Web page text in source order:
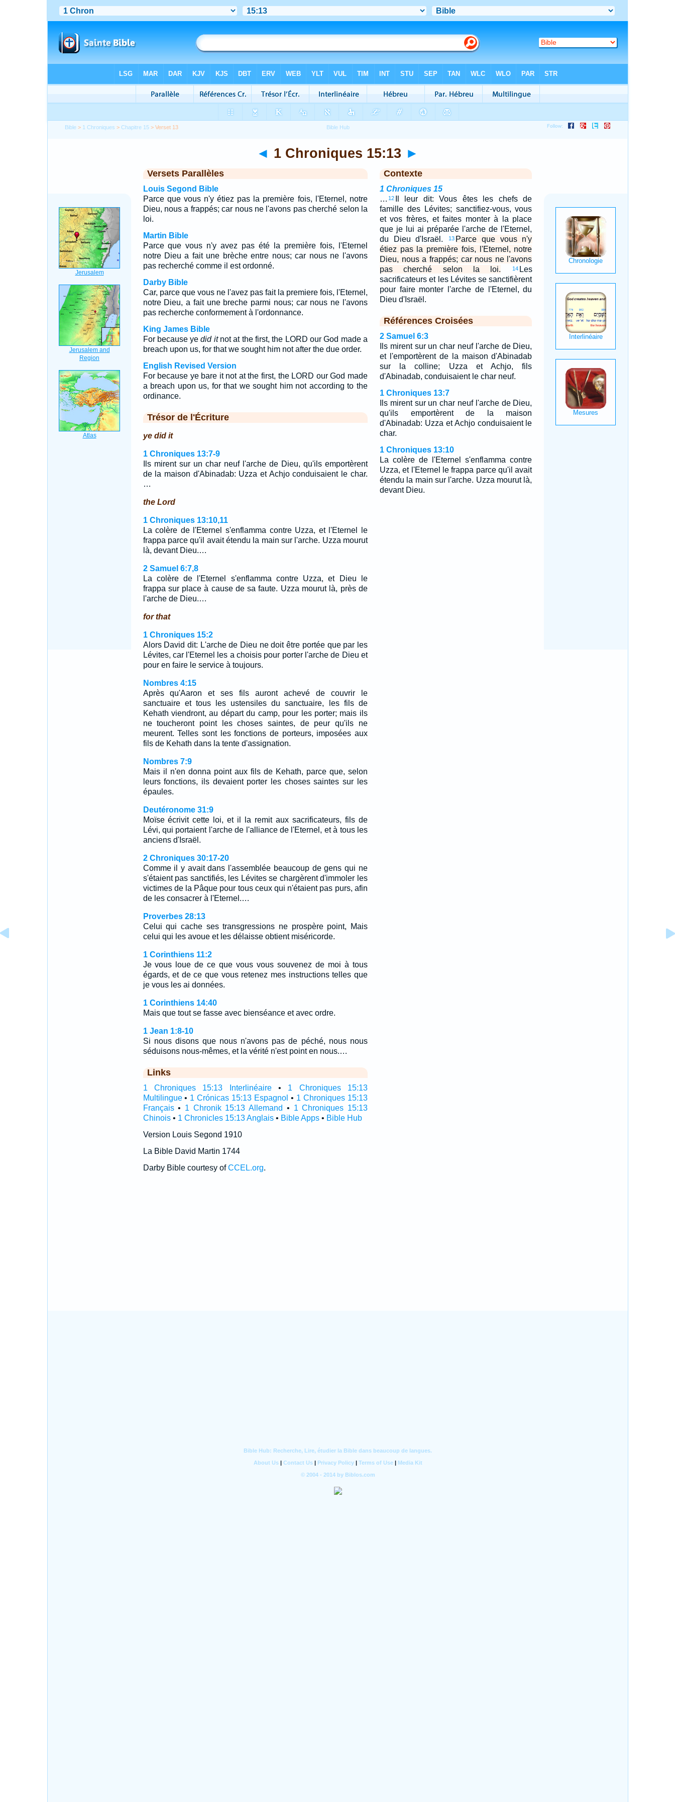
Bible > 1 Chroniques >Chapitre 15 > Verset 13
◄ 1 Chroniques 15:13 ►
Versets Parallèles
Louis Segond Bible
Parce que vous n'y étiez pas la première fois, l'Eternel, notre
Dieu, nous a frappés; car nous ne l'avons pas cherché selon la
loi.
Martin Bible
Parce que vous n'y avez pas été la première fois, l'Eternel
notre Dieu a fait une brèche entre nous; car nous ne l'avons
pas recherché comme il est ordonné.
Darby Bible
Car, parce que vous ne l'avez pas fait la premiere fois, l'Eternel,
notre Dieu, a fait une breche parmi nous; car nous ne l'avons
pas recherche conformement à l'ordonnance.
King James Bible
For because yedid itnot at the first, the LORD our God made a
breach upon us, for that we sought him not after the due order.
English Revised Version
For because ye bare it not at the first, the LORD our God made
a breach upon us, for that we sought him not according to the
ordinance.
Trésor de l'Écriture
ye did it
1 Chroniques 13:7-9
Ils mirent sur un char neuf l'arche de Dieu, qu'ils emportèrent
de la maison d'Abinadab: Uzza et Achjo conduisaient le char.
…
the Lord
1 Chroniques 13:10,11
La colère de l'Eternel s'enflamma contre Uzza, et l'Eternel le
frappa parce qu'il avait étendu la main sur l'arche. Uzza mourut
là, devant Dieu.…
2 Samuel 6:7,8
La colère de l'Eternel s'enflamma contre Uzza, et Dieu le
frappa sur place à cause de sa faute. Uzza mourut là, près de
l'arche de Dieu.…
for that
1 Chroniques 15:2
Alors David dit: L'arche de Dieu ne doit être portée que par les
Lévites, car l'Eternel les a choisis pour porter l'arche de Dieu et
pour en faire le service à toujours.
Nombres 4:15
Après qu'Aaron et ses fils auront achevé de couvrir le
sanctuaire et tous les ustensiles du sanctuaire, les fils de
Kehath viendront, au départ du camp, pour les porter; mais ils
ne toucheront point les choses saintes, de peur qu'ils ne
meurent. Telles sont les fonctions de porteurs, imposées aux
fils de Kehath dans la tente d'assignation.
Nombres 7:9
Mais il n'en donna point aux fils de Kehath, parce que, selon
leurs fonctions, ils devaient porter les choses saintes sur les
épaules.
Deutéronome 31:9
Moïse écrivit cette loi, et il la remit aux sacrificateurs, fils de
Lévi, qui portaient l'arche de l'alliance de l'Eternel, et à tous les
anciens d'Israël.
2 Chroniques 30:17-20
Comme il y avait dans l'assemblée beaucoup de gens qui ne
s'étaient pas sanctifiés, les Lévites se chargèrent d'immoler les
victimes de la Pâque pour tous ceux qui n'étaient pas purs, afin
de les consacrer à l'Eternel.…
Proverbes 28:13
Celui qui cache ses transgressions ne prospère point, Mais
celui qui les avoue et les délaisse obtient miséricorde.
1 Corinthiens 11:2
Je vous loue de ce que vous vous souvenez de moi à tous
égards, et de ce que vous retenez mes instructions telles que
je vous les ai données.
1 Corinthiens 14:40
Mais que tout se fasse avec bienséance et avec ordre.
1 Jean 1:8-10
Si nous disons que nous n'avons pas de péché, nous nous
séduisons nous-mêmes, et la vérité n'est point en nous.…
Links
1 Chroniques 15:13 Interlinéaire• 1 Chroniques 15:13
Multilingue• 1 Crónicas 15:13 Espagnol • 1 Chroniques 15:13
Français• 1 Chronik 15:13 Allemand • 1 Chroniques 15:13
Chinois• 1 Chronicles 15:13 Anglais• Bible Apps• Bible Hub
Version Louis Segond 1910
La Bible David Martin 1744
Darby Bible courtesy ofCCEL.org.
Contexte
1 Chroniques 15
… 12
Il leur dit: Vous êtes les chefs de
famille des Lévites; sanctifiez-vous, vous
et vos frères, et faites monter à la place
que je lui ai préparée l'arche de l'Eternel,
du Dieu d'Israël.
13 Parce que vous n'y
étiez pas la première fois, l'Eternel, notre
Dieu, nous a frappés; car nous ne l'avons
pas cherché selon la loi.
14 Les
sacrificateurs et les Lévites se sanctifièrent
pour faire monter l'arche de l'Eternel, du
Dieu d'Israël.
Références Croisées
2 Samuel 6:3
Ils mirent sur un char neuf l'arche de Dieu,
et l'emportèrent de la maison d'Abinadab
sur la colline; Uzza et Achjo, fils
d'Abinadab, conduisaient le char neuf.
1 Chroniques 13:7
Ils mirent sur un char neuf l'arche de Dieu,
qu'ils emportèrent de la maison
d'Abinadab: Uzza et Achjo conduisaient le
char.
1 Chroniques 13:10
La colère de l'Eternel s'enflamma contre
Uzza, et l'Eternel le frappa parce qu'il avait
étendu la main sur l'arche. Uzza mourut là,
devant Dieu.